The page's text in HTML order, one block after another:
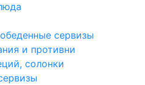
сервизы
и противни
солонки